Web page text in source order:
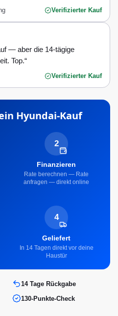
Verifizierter Kauf
— aber die 14-tägige
Top.“
Verifizierter Kauf
Hyundai-Kauf
2
Finanzieren
Rate berechnen — Rate
anfragen — direkt online
4
Geliefert
In 14 Tagen direkt vor deine
Haustür
14 Tage Rückgabe
130-Punkte-Check